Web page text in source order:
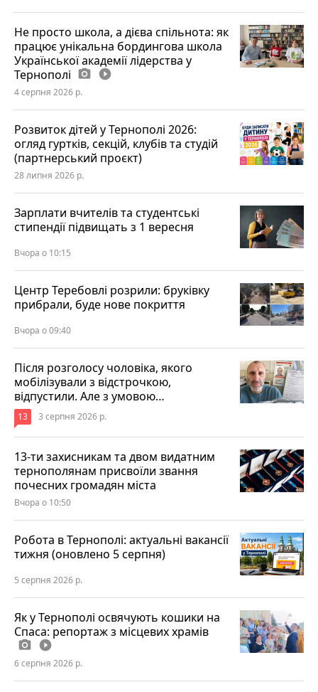
Не просто школа, а дієва спільнота: як
працює унікальна бордингова школа
Української академії лідерства у
Тернополі photo_camera play_circle_filled
4 серпня 2026 р.
Розвиток дітей у Тернополі 2026:
огляд гуртків, секцій, клубів та студій
(партнерський проєкт)
28 липня 2026 р.
Зарплати вчителів та студентські
стипендії підвищать з 1 вересня
Вчора о 10:15
Центр Теребовлі розрили: бруківку
прибрали, буде нове покриття
Вчора о 09:40
Після розголосу чоловіка, якого
мобілізували з відстрочкою,
відпустили. Але з умовою…
13 3 серпня 2026 р.
13-ти захисникам та двом видатним
тернополянам присвоїли звання
почесних громадян міста
Вчора о 10:50
Робота в Тернополі: актуальні вакансії
тижня (оновлено 5 серпня)
5 серпня 2026 р.
Як у Тернополі освячують кошики на
Спаса: репортаж з місцевих храмів
photo_camera play_circle_filled
6 серпня 2026 р.